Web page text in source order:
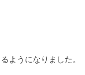
うになりました。